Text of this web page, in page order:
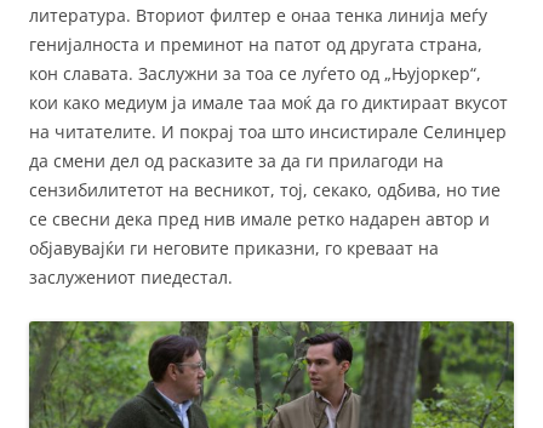
литература. Вториот филтер е онаа тенка линија меѓу
генијалноста и преминот на патот од другата страна,
кон славата. Заслужни за тоа се луѓето од „Њујоркер“,
кои како медиум ја имале таа моќ да го диктираат вкусот
на читателите. И покрај тоа што инсистирале Селинџер
да смени дел од расказите за да ги прилагоди на
сензибилитетот на весникот, тој, секако, одбива, но тие
се свесни дека пред нив имале ретко надарен автор и
објавувајќи ги неговите приказни, го креваат на
заслужениот пиедестал.